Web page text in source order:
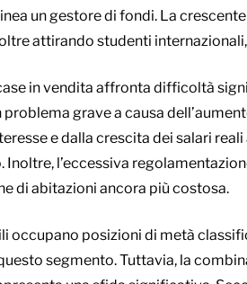
un gestore di fondi. La
attirando studenti
in vendita affronta difficoltà
problema grave a causa
e dalla crescita dei salari
l’eccessiva
di abitazioni ancora più costosa.
occupano posizioni di metà
segmento. Tuttavia, la